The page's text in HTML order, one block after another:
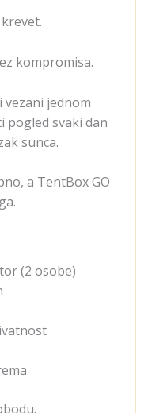
kompromisa.
vezani jednom
pogled svaki dan
sunca.
a TentBox GO
(2 osobe)